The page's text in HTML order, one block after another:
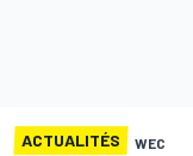
ACTUALITÉS WEC